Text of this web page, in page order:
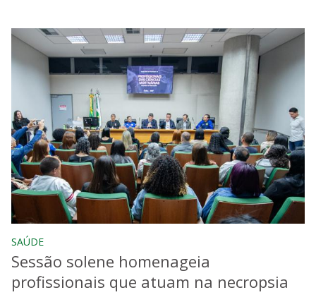
SAÚDE
Sessão solene homenageia
profissionais que atuam na necropsia